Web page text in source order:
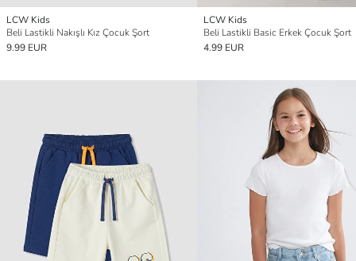
LCW Kids
Beli Lastikli Nakışlı Kız Çocuk Şort
9.99 EUR
LCW Kids
Beli Lastikli Basic Erkek Çocuk Şort
4.99 EUR